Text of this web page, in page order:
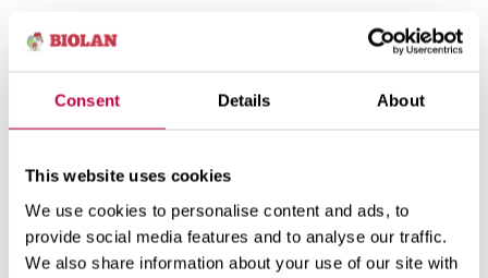
Consent Details About
This website uses cookies
We use cookies to personalise content and ads, to
provide social media features and to analyse our traffic.
We also share information about your use of our site with
Maanparannushiiltä levitetään vanhan mullan
pintakerrokseen.
hoitolannoitus. Lisää lavatarhaan
pitkävaikutteista, orgaanista lannoitetta ja